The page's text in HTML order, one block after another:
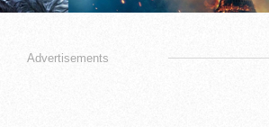
Advertisements